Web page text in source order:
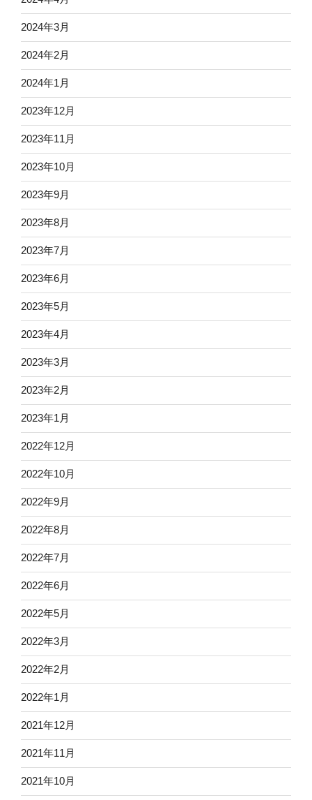
2024年3月
2024年2月
2024年1月
2023年12月
2023年11月
2023年10月
2023年9月
2023年8月
2023年7月
2023年6月
2023年5月
2023年4月
2023年3月
2023年2月
2023年1月
2022年12月
2022年10月
2022年9月
2022年8月
2022年7月
2022年6月
2022年5月
2022年3月
2022年2月
2022年1月
2021年12月
2021年11月
2021年10月